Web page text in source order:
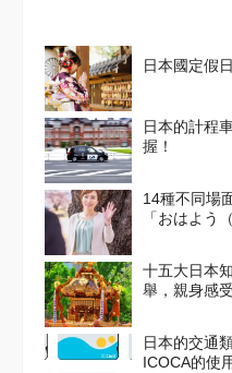
日本國定假
日本的計程
握！
14種不同場
「おはよう
十五大日本
舉，親身感
日本的交通
ICOCA的使